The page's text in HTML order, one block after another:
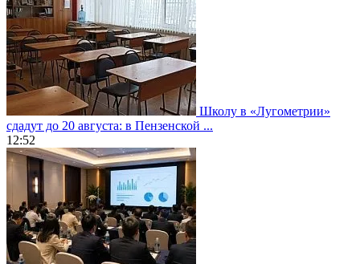
Школу в «Лугометрии»
сдадут до 20 августа: в Пензенской ...
12:52